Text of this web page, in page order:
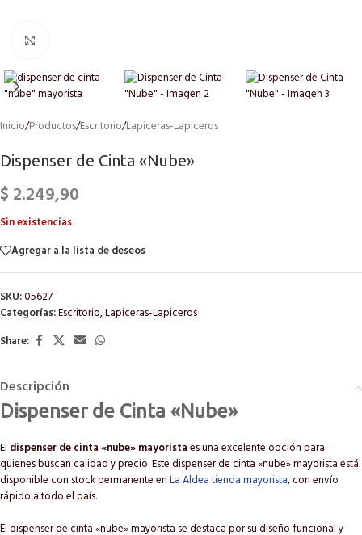
Inicio/Productos/Escritorio/Lapiceras-Lapiceros
Dispenser de Cinta «Nube»
$ 2.249,90
Sin existencias
Agregar a la lista de deseos
SKU:05627
Categorías:Escritorio,Lapiceras-Lapiceros
Share:
Descripción
Dispenser de Cinta «Nube»
El dispenser de cinta «nube» mayoristaes una excelente opción para
quienes buscan calidad y precio. Este dispenser de cinta «nube» mayorista está
disponible con stock permanente enLa Aldea tienda mayorista, con envío
rápido a todo el país.
El dispenser de cinta «nube» mayorista se destaca por su diseño funcional y